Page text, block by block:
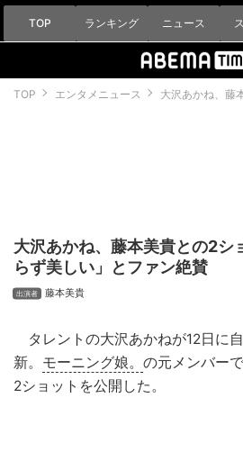
TOP ランキング ニュース
TOP エンタメニュース 大沢あかね、藤
大沢あかね、藤本美貴との2シ
らず美しい」とファン絶賛
藤本美貴
タレントの大沢あかねが12日に
新。 モーニング娘。 の元メンバー
2ショットを公開した。